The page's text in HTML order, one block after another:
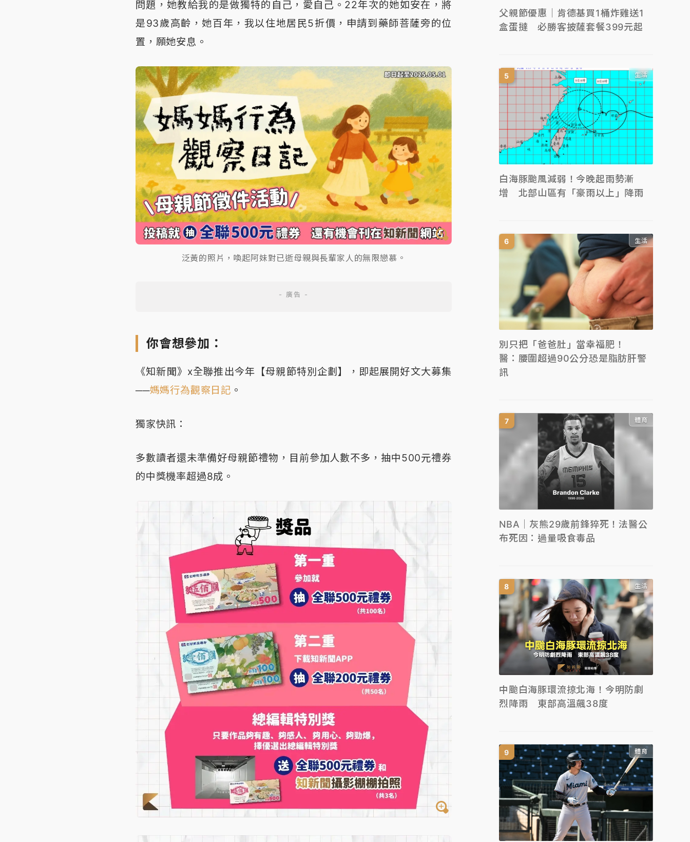
問題，她教給我的是做獨特的自己，愛自己。22年次的她如安在，將
是93歲高齡，她百年，我以住地居民5折價，申請到藥師菩薩旁的位
置，願她安息。
泛黃的照片，喚起阿妹對已逝母親與長輩家人的無限戀慕。
你會想參加：
《知新聞》x全聯推出今年【母親節特別企劃】，即起展開好文大募集
──媽媽行為觀察日記 。
獨家快訊：
多數讀者還未準備好母親節禮物，目前參加人數不多，抽中500元禮券
的中獎機率超過8成。
父親節優惠｜肯德基買1桶炸雞送1
盒蛋撻 必勝客披薩套餐399元起
生活
白海豚颱風減弱！今晚起雨勢漸
增 北部山區有「豪雨以上」降雨
生活
別只把「爸爸肚」當幸福肥！
醫：腰圍超過90公分恐是脂肪肝警
訊
體育
NBA｜灰熊29歲前鋒猝死！法醫公
布死因：過量吸食毒品
生活
中颱白海豚環流掠北海！今明防劇
烈降雨 東部高溫飆38度
體育